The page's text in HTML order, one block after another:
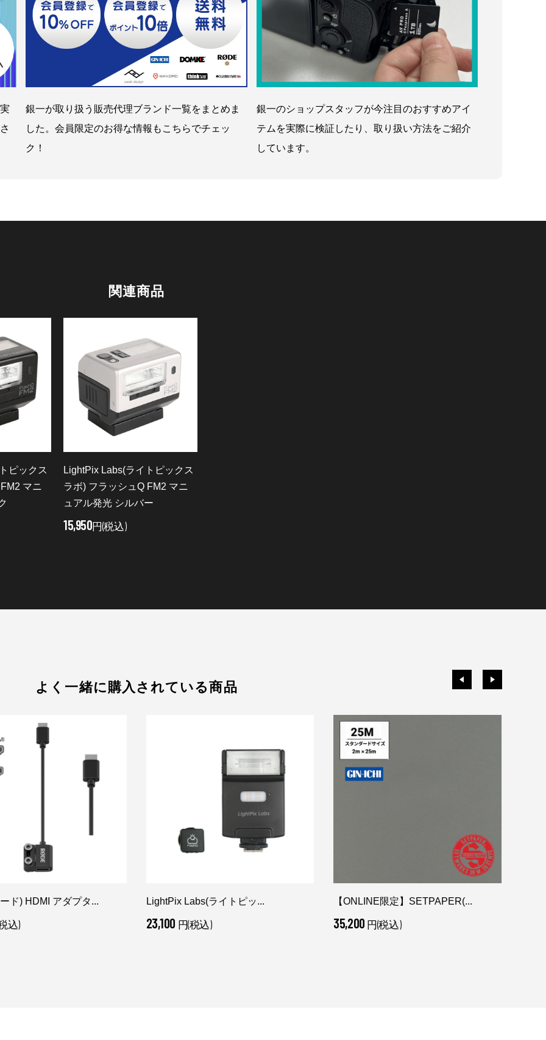
銀一が取り扱う販売代理ブランド一覧をまとめま
した。会員限定のお得な情報もこちらでチェッ
ク！
銀一のショップスタッフが今注目のおすすめアイ
テムを実際に検証したり、取り扱い方法をご紹介
しています。
関連商品
ピックス
マニ
LightPix Labs(ライトピックス
ラボ) フラッシュQ FM2 マニ
ュアル発光 シルバー
15,950円(税込)
よく一緒に購入されている商品
ド) HDMI アダプタ...
込)
LightPix Labs(ライトピッ...
23,100 円(税込)
【ONLINE限定】SETPAPER(...
35,200 円(税込)